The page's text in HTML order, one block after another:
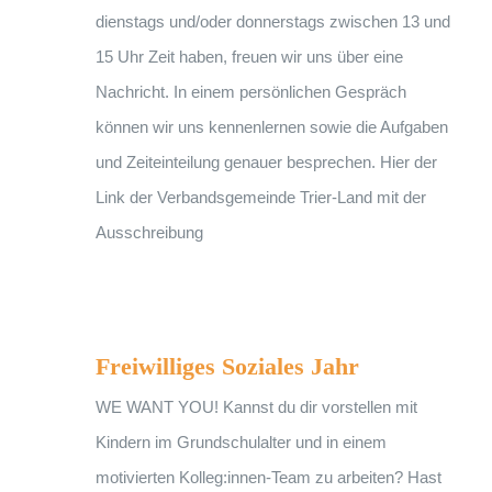
dienstags und/oder donnerstags zwischen 13 und
15 Uhr Zeit haben, freuen wir uns über eine
Nachricht. In einem persönlichen Gespräch
können wir uns kennenlernen sowie die Aufgaben
und Zeiteinteilung genauer besprechen. Hier der
Link der Verbandsgemeinde Trier-Land mit der
Ausschreibung
Freiwilliges Soziales Jahr
WE WANT YOU! Kannst du dir vorstellen mit
Kindern im Grundschulalter und in einem
motivierten Kolleg:innen-Team zu arbeiten? Hast